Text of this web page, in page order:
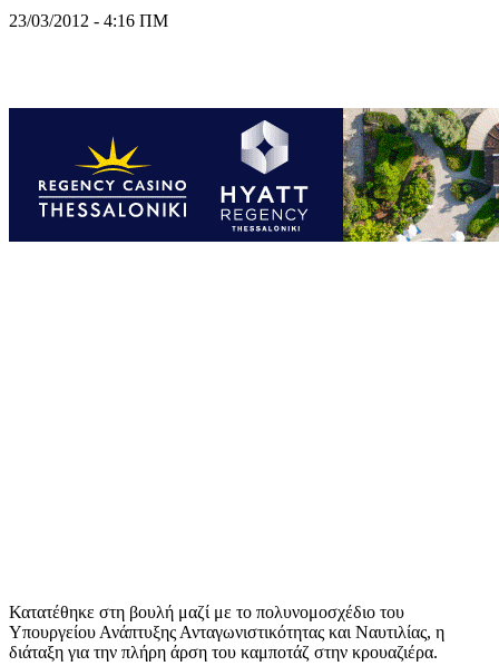
23/03/2012 - 4:16 ΠΜ
Κατατέθηκε στη βουλή μαζί με το πολυνομοσχέδιο του
Υπουργείου Ανάπτυξης Ανταγωνιστικότητας και Ναυτιλίας, η
διάταξη για την πλήρη άρση του καμποτάζ στην κρουαζιέρα.